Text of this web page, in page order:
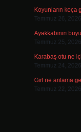
Koyunların koça
Temmuz 26, 2026
Ayakkabının
Temmuz 25, 2026
Karabaş otu ne
Temmuz 24, 2026
Girl ne anlama
Temmuz 22, 2026